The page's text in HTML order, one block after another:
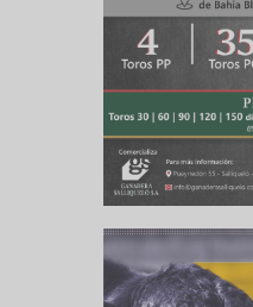
Las
las
tener
es
la